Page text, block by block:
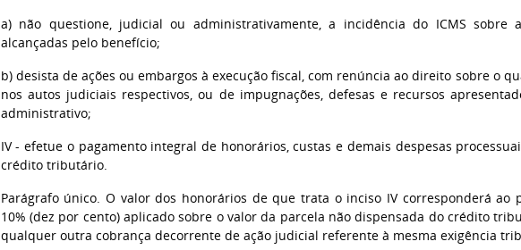
a) não questione, judicial ou administrativamente, a incidência do ICMS sobre
alcançadas pelo benefício;
b) desista de ações ou embargos à execução fiscal, com renúncia ao direito sobre o
nos autos judiciais respectivos, ou de impugnações, defesas e recursos
administrativo;
IV - efetue o pagamento integral de honorários, custas e demais despesas
crédito tributário.
Parágrafo único. O valor dos honorários de que trata o inciso IV corresponderá ao
10% (dez por cento) aplicado sobre o valor da parcela não dispensada do crédito
qualquer outra cobrança decorrente de ação judicial referente à mesma exigência